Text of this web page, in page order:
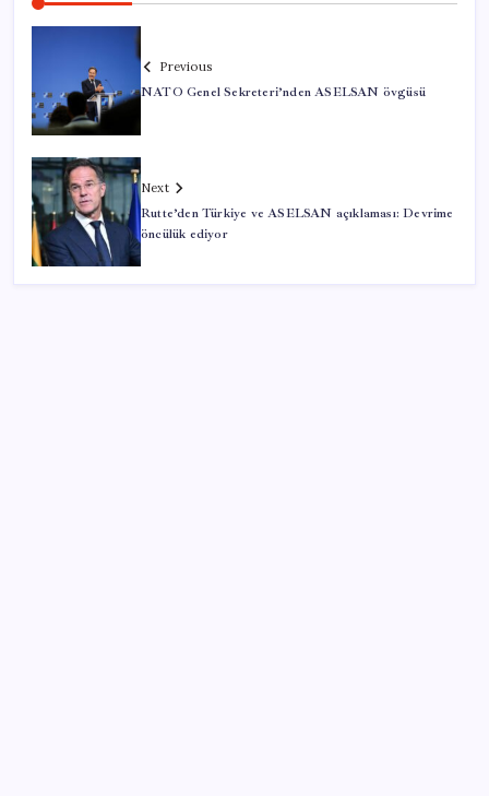
Previous
NATO Genel Sekreteri’nden ASELSAN övgüsü
Next
Rutte’den Türkiye ve ASELSAN açıklaması: Devrime
öncülük ediyor